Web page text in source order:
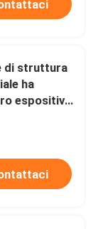
di struttura
ha
espositivo